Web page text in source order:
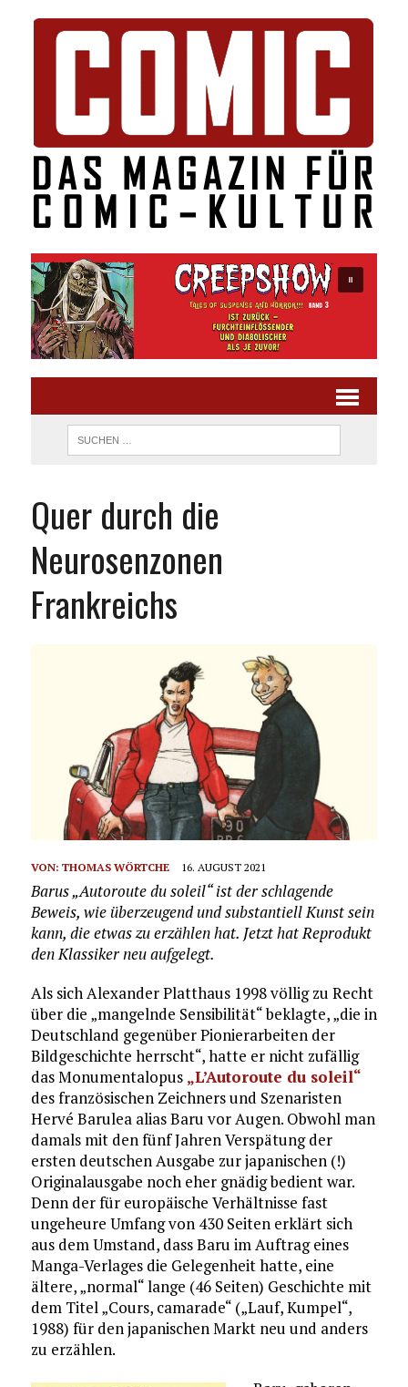
Quer durch die
Neurosenzonen
Frankreichs
VON: THOMAS WÖRTCHE 16. AUGUST 2021
Barus „Autoroute du soleil“ ist der schlagende
Beweis, wie überzeugend und substantiell Kunst sein
kann, die etwas zu erzählen hat. Jetzt hat Reprodukt
den Klassiker neu aufgelegt.
Als sich Alexander Platthaus 1998 völlig zu Recht
über die „mangelnde Sensibilität“ beklagte, „die in
Deutschland gegenüber Pionierarbeiten der
Bildgeschichte herrscht“, hatte er nicht zufällig
das Monumentalopus „L’Autoroute du soleil“
des französischen Zeichners und Szenaristen
Hervé Barulea alias Baru vor Augen. Obwohl man
damals mit den fünf Jahren Verspätung der
ersten deutschen Ausgabe zur japanischen (!)
Originalausgabe noch eher gnädig bedient war.
Denn der für europäische Verhältnisse fast
ungeheure Umfang von 430 Seiten erklärt sich
aus dem Umstand, dass Baru im Auftrag eines
Manga-Verlages die Gelegenheit hatte, eine
ältere, „normal“ lange (46 Seiten) Geschichte mit
dem Titel „Cours, camarade“ („Lauf, Kumpel“,
1988) für den japanischen Markt neu und anders
zu erzählen.